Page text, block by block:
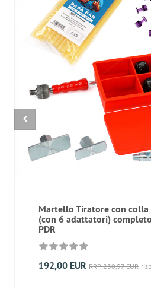
Martello Tiratore con colla
(con 6 adattatori)
PDR
192,00 EUR RRP 230,97 EUR